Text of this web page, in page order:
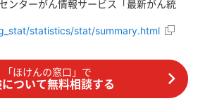
ンターがん情報サービス「最新がん統
statistics/stat/summary.html
「ほけんの窓口」で
ついて無料相談する